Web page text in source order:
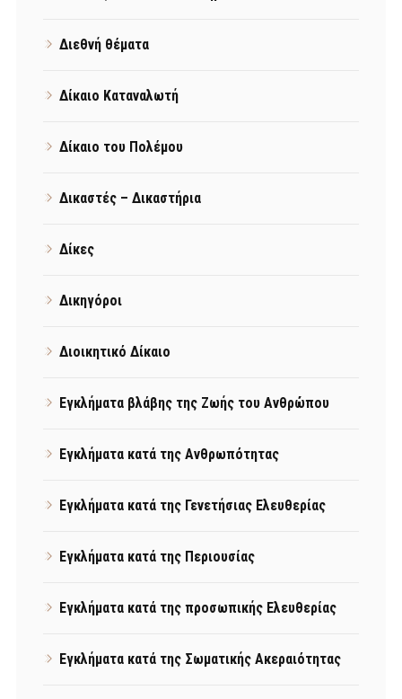
Διεθνή θέματα
Δίκαιο Καταναλωτή
Δίκαιο του Πολέμου
Δικαστές – Δικαστήρια
Δίκες
Δικηγόροι
Διοικητικό Δίκαιο
Εγκλήματα βλάβης της Ζωής του Ανθρώπου
Εγκλήματα κατά της Ανθρωπότητας
Εγκλήματα κατά της Γενετήσιας Ελευθερίας
Εγκλήματα κατά της Περιουσίας
Εγκλήματα κατά της προσωπικής Ελευθερίας
Εγκλήματα κατά της Σωματικής Ακεραιότητας